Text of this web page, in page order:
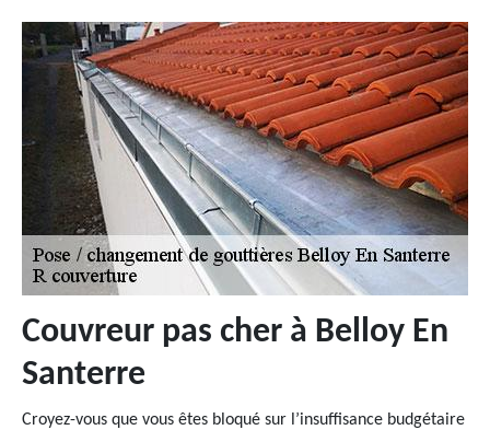
Couvreur pas cher à Belloy En
Santerre
Croyez-vous que vous êtes bloqué sur l’insuffisance budgétaire